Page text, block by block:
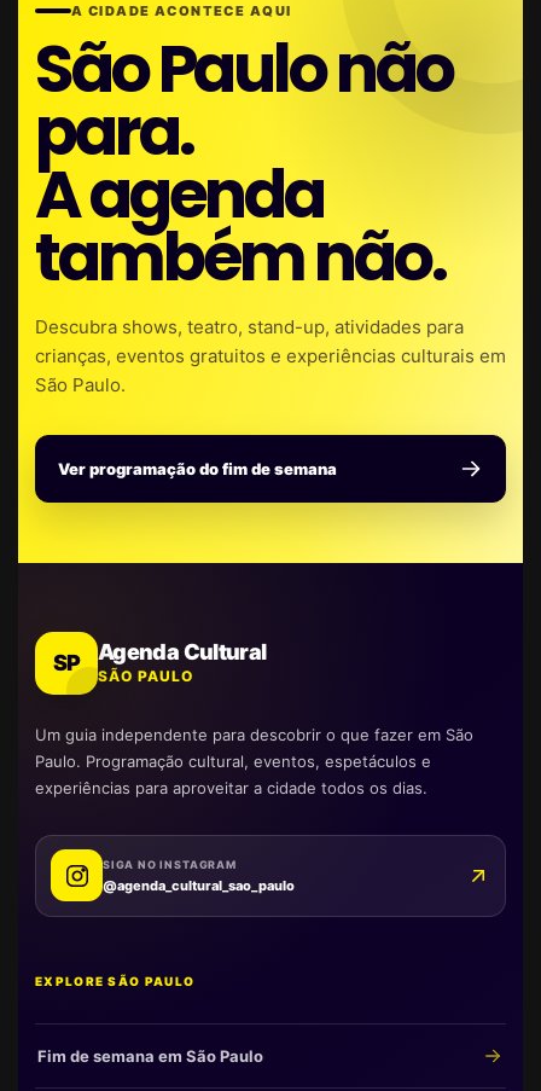
A CIDADE ACONTECE AQUI
São Paulo não
para.
A agenda
também não.
Descubra shows, teatro, stand-up, atividades para
crianças, eventos gratuitos e experiências culturais em
São Paulo.
Ver programação do fim de semana
SP Agenda Cultural
SÃO PAULO
Um guia independente para descobrir o que fazer em São
Paulo. Programação cultural, eventos, espetáculos e
experiências para aproveitar a cidade todos os dias.
SIGA NO INSTAGRAM
@agenda_cultural_sao_paulo
EXPLORE SÃO PAULO
Fim de semana em São Paulo